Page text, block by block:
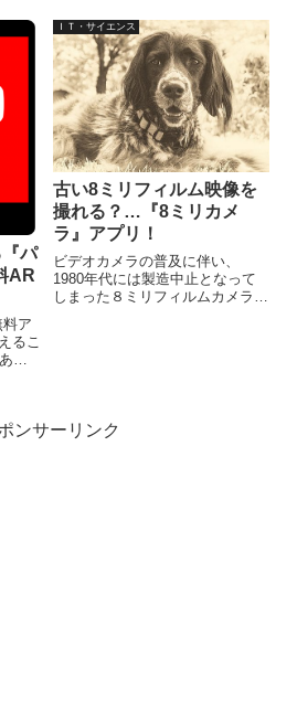
可
リアでき、ちょっとした隙間時間
でもプレイ可能です。遊び方は、
1から最後の数字まで、順番にチ
ェーンをぐだけなので、スグにだ
れでも遊べます。
パ
AR
料ア
るこ
れ
ば、
ＩＴ・サイエンス
古い8ミリフィルム映像を
撮れる？…『8ミリカメ
ラ』アプリ！
ビデオカメラの普及に伴い、
1980年代には製造中止となって
しまった８ミリフィルムカメラで
ンサーリンク